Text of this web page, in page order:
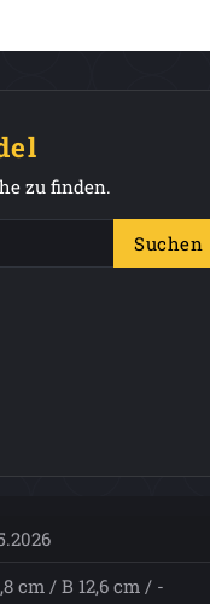
zu finden.
Suchen
cm / B 12,6 cm / -